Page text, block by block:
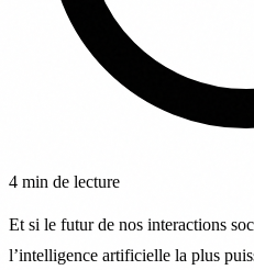
4 min de lecture
Et si le futur de nos interactions
l’intelligence artificielle la plus